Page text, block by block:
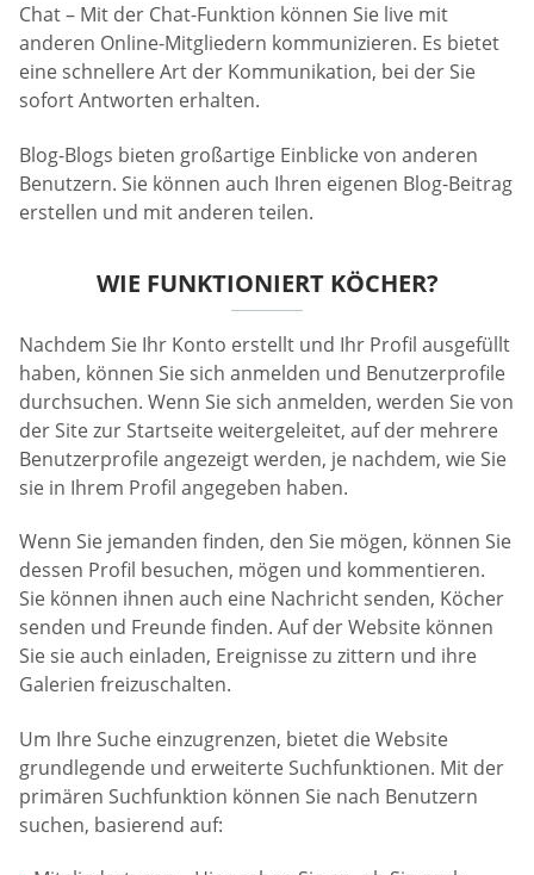
Chat – Mit der Chat-Funktion können Sie live mit
anderen Online-Mitgliedern kommunizieren. Es bietet
eine schnellere Art der Kommunikation, bei der Sie
sofort Antworten erhalten.
Blog-Blogs bieten großartige Einblicke von anderen
Benutzern. Sie können auch Ihren eigenen Blog-Beitrag
erstellen und mit anderen teilen.
WIE FUNKTIONIERT KÖCHER?
Nachdem Sie Ihr Konto erstellt und Ihr Profil ausgefüllt
haben, können Sie sich anmelden und Benutzerprofile
durchsuchen. Wenn Sie sich anmelden, werden Sie von
der Site zur Startseite weitergeleitet, auf der mehrere
Benutzerprofile angezeigt werden, je nachdem, wie Sie
sie in Ihrem Profil angegeben haben.
Wenn Sie jemanden finden, den Sie mögen, können Sie
dessen Profil besuchen, mögen und kommentieren.
Sie können ihnen auch eine Nachricht senden, Köcher
senden und Freunde finden. Auf der Website können
Sie sie auch einladen, Ereignisse zu zittern und ihre
Galerien freizuschalten.
Um Ihre Suche einzugrenzen, bietet die Website
grundlegende und erweiterte Suchfunktionen. Mit der
primären Suchfunktion können Sie nach Benutzern
suchen, basierend auf: